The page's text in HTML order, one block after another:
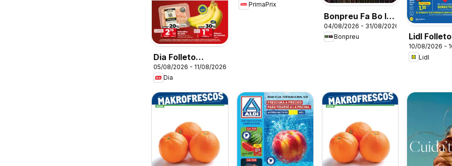
Dia Folleto
Market
05/08/2026 - 11/08/2026
Dia
PrimaPrix
Bonpreu Fa Bo I
Se'ns Nota
04/08/2026 - 31/08/2026
Bonpreu
Lidl Folleto
10/08/2026 -
Lidl